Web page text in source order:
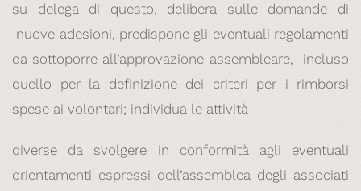
su delega di questo, delibera sulle domande di
nuove adesioni, predispone gli eventuali regolamenti
da sottoporre all’approvazione assembleare, incluso
quello per la definizione dei criteri per i rimborsi
spese ai volontari; individua le attività
diverse da svolgere in conformità agli eventuali
orientamenti espressi dell’assemblea degli associati